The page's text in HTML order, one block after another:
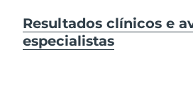
Resultados clínicos e
especialistas